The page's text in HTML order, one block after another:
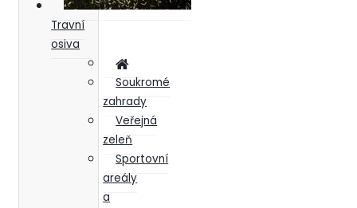
Travní
osiva
Soukromé
zahrady
Veřejná
zeleň
Sportovní
areály
a